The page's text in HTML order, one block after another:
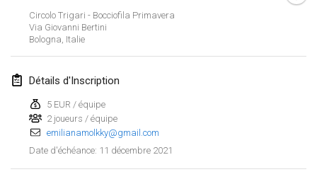
Circolo Trigari - Bocciofila Primavera
Via Giovanni Bertini
Bologna Italie
Détails d'Inscription
5 EUR / équipe
2 joueurs / équipe
emilianamolkky@gmail.com
Date d'échéance: 11 décembre 2021
Open de Boulay Triplette
20 mars 2021
avril 2021
Tournoi du printemps confiné
9 avr. 2021|France
ANNULÉ